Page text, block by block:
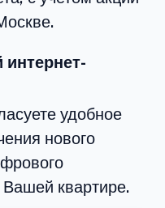
удобное
нового
квартире.